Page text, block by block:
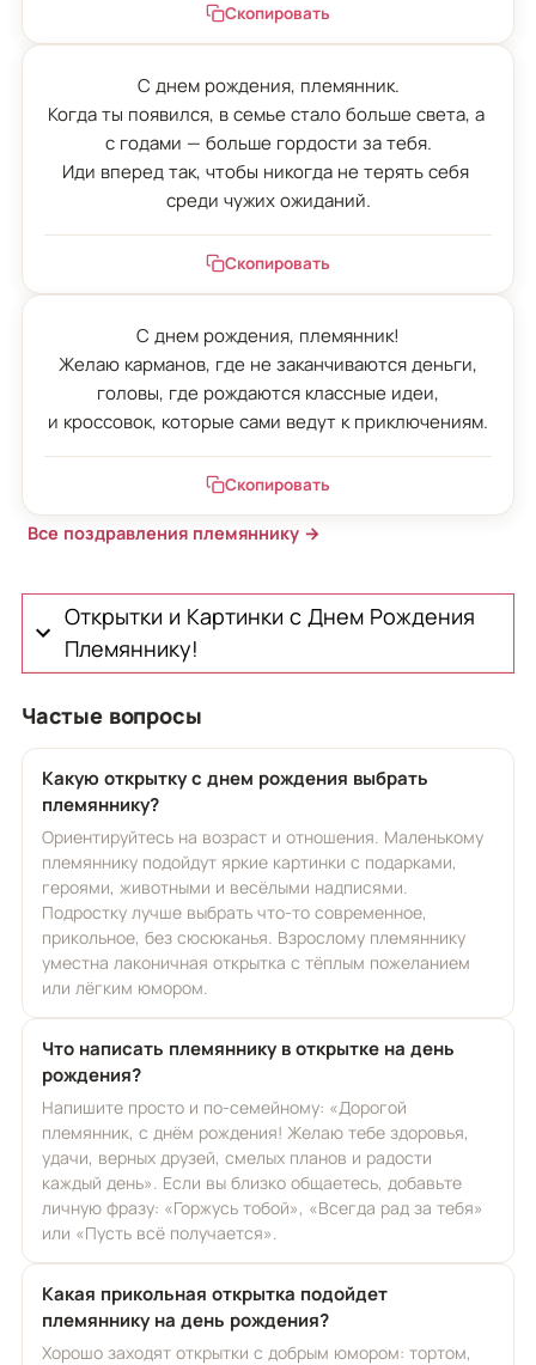
Скопировать
С днем рождения, племянник.
Когда ты появился, в семье стало больше света, а
с годами — больше гордости за тебя.
Иди вперед так, чтобы никогда не терять себя
среди чужих ожиданий.
Скопировать
С днем рождения, племянник!
Желаю карманов, где не заканчиваются деньги,
головы, где рождаются классные идеи,
и кроссовок, которые сами ведут к приключениям.
Скопировать
Все поздравления племяннику →
Открытки и Картинки с Днем Рождения
Племяннику!
Частые вопросы
Какую открытку с днем рождения выбрать
племяннику?
Ориентируйтесь на возраст и отношения. Маленькому
племяннику подойдут яркие картинки с подарками,
героями, животными и весёлыми надписями.
Подростку лучше выбрать что-то современное,
прикольное, без сюсюканья. Взрослому племяннику
уместна лаконичная открытка с тёплым пожеланием
или лёгким юмором.
Что написать племяннику в открытке на день
рождения?
Напишите просто и по-семейному: «Дорогой
племянник, с днём рождения! Желаю тебе здоровья,
удачи, верных друзей, смелых планов и радости
каждый день». Если вы близко общаетесь, добавьте
личную фразу: «Горжусь тобой», «Всегда рад за тебя»
или «Пусть всё получается».
Какая прикольная открытка подойдет
племяннику на день рождения?
Хорошо заходят открытки с добрым юмором: тортом,